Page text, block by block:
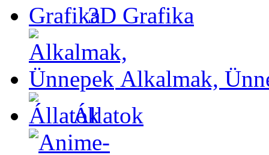
3D Grafika
Alkalmak,
Állatok